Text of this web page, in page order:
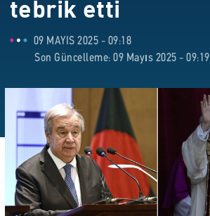
tebrik etti
09 MAYIS 2025 - 09:18
Son Güncelleme: 09 Mayıs 2025 - 09:19